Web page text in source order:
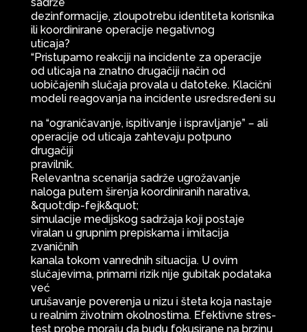
sadrže
dezinformacije, zloupotrebu identiteta korisnika
ili koordinirane operacije negativnog
uticaja?
“Pristupamo reakciji na incidente za operacije
od uticaja na znatno drugačiji način od
uobičajenih slučaja provala u datoteke. Klacični
modeli reagovanja na incidente usredsređeni su
na “ograničavanje, ispitivanje i ispravljanje” – ali
operacije od uticaja zahtevaju potpuno
drugačiji
pravilnik.
Relevantna scenarija sadrže ugrožavanje
naloga putem širenja koordiniranih narativa,
&quot;dip-fejk&quot;
simulacije medijskog sadržaja koji postaje
viralan u grupnim prepiskama i imitacija
zvaničnih
kanala tokom vanrednih situacija. U ovim
slučajevima, primarni rizik nije gubitak podataka
već
urušavanje poverenja u nizu i šteta koja nastaje
u realnim životnim okolnostima. Efektivne stres-
test probe moraju da budu fokusirane na brzinu